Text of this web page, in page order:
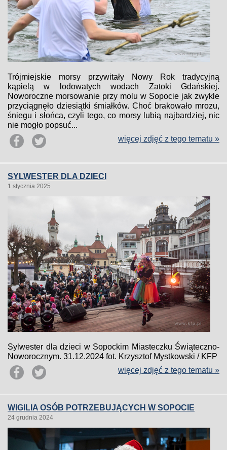
Trójmiejskie morsy przywitały Nowy Rok tradycyjną
kąpielą w lodowatych wodach Zatoki Gdańskiej.
Noworoczne morsowanie przy molu w Sopocie jak zwykle
przyciągnęło dziesiątki śmiałków. Choć brakowało mrozu,
śniegu i słońca, czyli tego, co morsy lubią najbardziej, nic
nie mogło popsuć...
więcej zdjęć z tego tematu »
SYLWESTER DLA DZIECI
1 stycznia 2025
Sylwester dla dzieci w Sopockim Miasteczku Świąteczno-
Noworocznym. 31.12.2024 fot. Krzysztof Mystkowski / KFP
więcej zdjęć z tego tematu »
WIGILIA OSÓB POTRZEBUJĄCYCH W SOPOCIE
24 grudnia 2024